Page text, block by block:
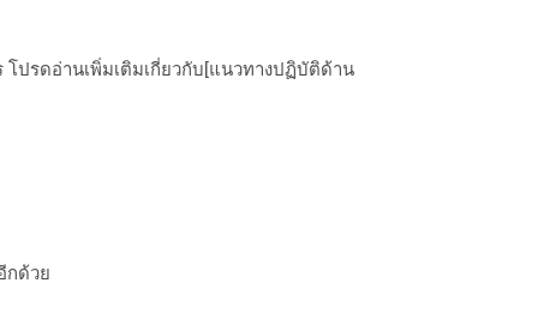
ปรดอ่านเพิ่มเติมเกี่ยวกับ[แนวทางปฏิบัติด้าน
กด้วย